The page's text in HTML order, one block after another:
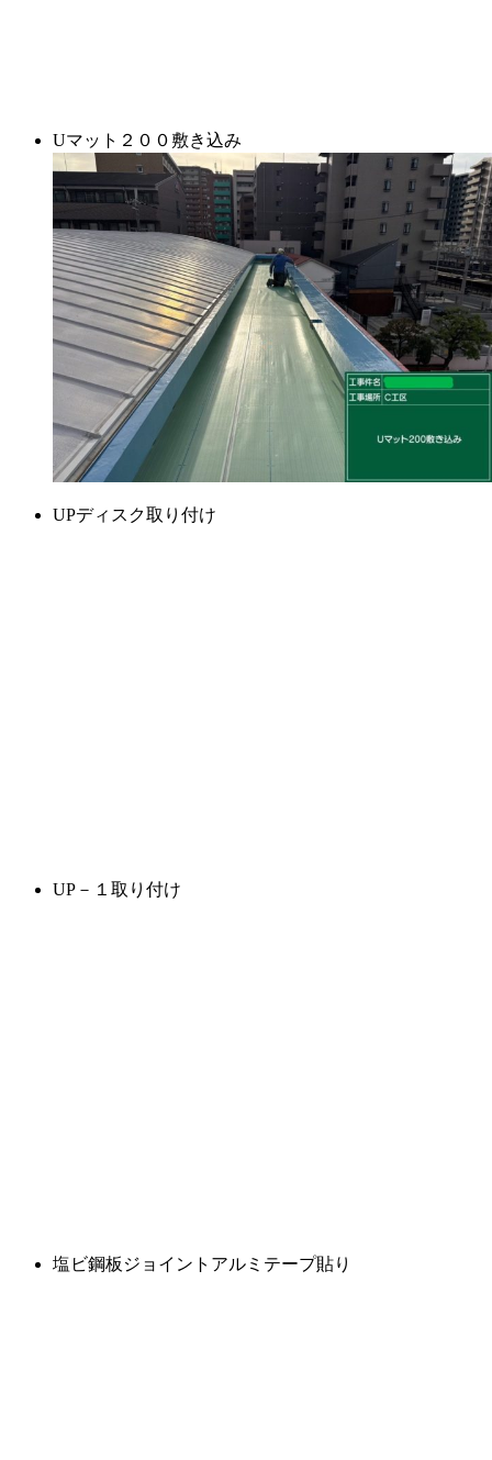
Uマット２００敷き込み
UPディスク取り付け
UP－１取り付け
塩ビ鋼板ジョイントアルミテープ貼り